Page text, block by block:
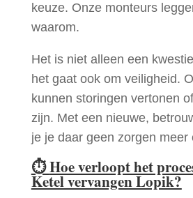
keuze. Onze monteurs
waarom.
Het is niet alleen een
het gaat ook om veiligheid.
kunnen storingen vertonen
zijn. Met een nieuwe,
je je daar geen zorgen meer
⏱Hoe verloopt het
Ketel vervangen Lopik?